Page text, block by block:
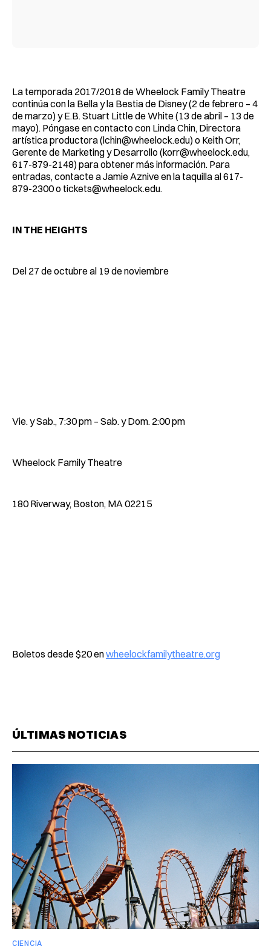
La temporada 2017/2018 de Wheelock Family Theatre
continúa con la Bella y la Bestia de Disney (2 de febrero – 4
de marzo) y E.B. Stuart Little de White (13 de abril – 13 de
mayo). Póngase en contacto con Linda Chin, Directora
artística productora (lchin@wheelock.edu) o Keith Orr,
Gerente de Marketing y Desarrollo (korr@wheelock.edu,
617-879-2148) para obtener más información. Para
entradas, contacte a Jamie Aznive en la taquilla al 617-
879-2300 o tickets@wheelock.edu.
IN THE HEIGHTS
Del 27 de octubre al 19 de noviembre
Vie. y Sab., 7:30 pm – Sab. y Dom. 2:00 pm
Wheelock Family Theatre
180 Riverway, Boston, MA 02215
Boletos desde $20 enwheelockfamilytheatre.org
ÚLTIMAS NOTICIAS
CIENCIA